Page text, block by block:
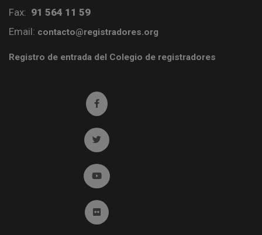
Fax: 91 564 11 59
Email: contacto@registradores.org
Registro de entrada del Colegio de registradores
Ir a facebook (abre en ventana nueva)
Ir a twitter (abre en ventana nueva)
Ir a YouTube (abre en ventana nueva)
Ir a Flickr (abre en ventana nueva)